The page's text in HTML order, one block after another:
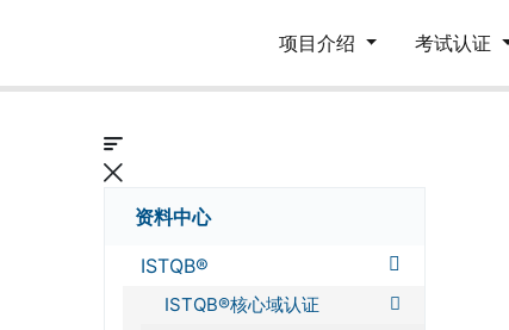
项目介绍 考试认证
资料中心
ISTQB®
ISTQB®核心域认证